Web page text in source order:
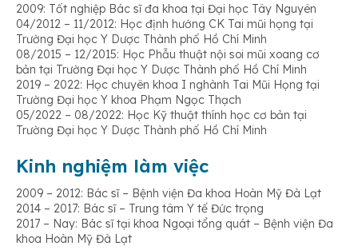
2009: Tốt nghiệp Bác sĩ đa khoa tại Đại học Tây Nguyên
04/2012 – 11/2012: Học định hướng CK Tai mũi họng tại
Trường Đại học Y Dược Thành phố Hồ Chí Minh
08/2015 – 12/2015: Học Phẫu thuật nội soi mũi xoang cơ
bản tại Trường Đại học Y Dược Thành phố Hồ Chí Minh
2019 – 2022: Học chuyên khoa I nghành Tai Mũi Họng tại
Trường Đại học Y khoa Phạm Ngọc Thạch
05/2022 – 08/2022: Học Kỹ thuật thính học cơ bản tại
Trường Đại học Y Dược Thành phố Hồ Chí Minh
Kinh nghiệm làm việc
2009 – 2012: Bác sĩ – Bệnh viện Đa khoa Hoàn Mỹ Đà Lạt
2014 – 2017: Bác sĩ – Trung tâm Y tế Đức trọng
2017 – Nay: Bác sĩ tại khoa Ngoại tổng quát – Bệnh viện Đa
khoa Hoàn Mỹ Đà Lạt